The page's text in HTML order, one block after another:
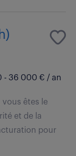
- 36 000 € / an
vous êtes le
et de la
pour